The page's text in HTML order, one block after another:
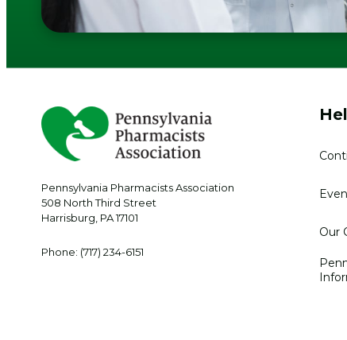
Pennsylvania Pharmacists Association
508 North Third Street
Harrisburg PA17101
Phone: (717) 234-6151
Our